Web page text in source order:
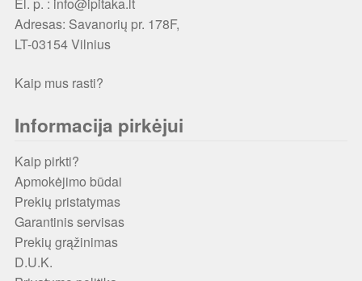
Adresas: Savanorių pr. 178F,
LT-03154 Vilnius
Kaip mus rasti?
Informacija pirkėjui
Kaip pirkti?
Apmokėjimo būdai
Prekių pristatymas
Garantinis servisas
Prekių grąžinimas
D.U.K.